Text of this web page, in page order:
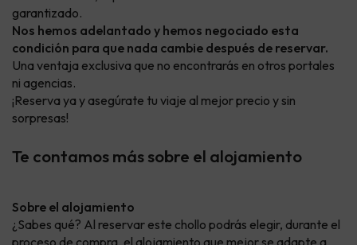
garantizado.
Nos hemos adelantado y hemos negociado esta
condición para que nada cambie después de reservar.
Una ventaja exclusiva que no encontrarás en otros portales
ni agencias.
¡Reserva ya y asegúrate tu viaje al mejor precio y sin
sorpresas!
Te contamos más sobre el alojamiento
Sobre el alojamiento
¿Sabes qué? Al reservar este chollo podrás elegir, durante el